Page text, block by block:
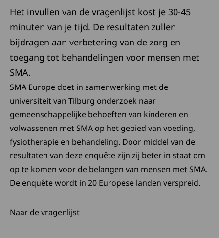
Het invullen van de vragenlijst kost je 30-45
minuten van je tijd. De resultaten zullen
bijdragen aan verbetering van de zorg en
toegang tot behandelingen voor mensen met
SMA.
SMA Europe doet in samenwerking met de
universiteit van Tilburg onderzoek naar
gemeenschappelijke behoeften van kinderen en
volwassenen met SMA op het gebied van voeding,
fysiotherapie en behandeling. Door middel van de
resultaten van deze enquête zijn zij beter in staat om
op te komen voor de belangen van mensen met SMA.
De enquête wordt in 20 Europese landen verspreid.
Naar de vragenlijstDeze link opent in een nieuw tabblad